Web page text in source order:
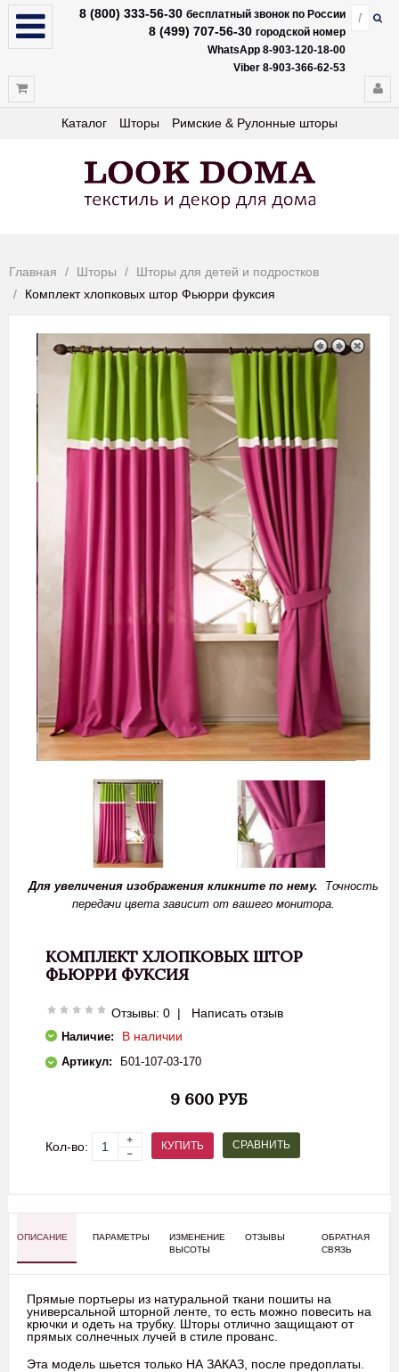
8 (800) 333-56-30 бесплатный звонок по России
8 (499) 707-56-30 городской номер
WhatsApp 8-903-120-18-00
Viber 8-903-366-62-53
Каталог Шторы Римские & Рулонные шторы
Главная Шторы
Шторы для детей и подростков
Комплект хлопковых штор Фьюрри фуксия
Для увеличения изображения кликните по нему. Точность
передачи цвета зависит от вашего монитора.
КОМПЛЕКТ ХЛОПКОВЫХ ШТОР
ФЬЮРРИ ФУКСИЯ
Отзывы: 0 | Написать отзыв
Наличие: В наличии
Артикул: Б01-107-03-170
9 600 РУБ
Кол-во: КУПИТЬ СРАВНИТЬ
ОПИСАНИЕ ПАРАМЕТРЫ
ИЗМЕНЕНИЕ
ВЫСОТЫ
ОТЗЫВЫ
ОБРАТНАЯ
СВЯЗЬ
Прямые портьеры из натуральной ткани пошиты на
универсальной шторной ленте, то есть можно повесить на
крючки и одеть на трубку. Шторы отлично защищают от
прямых солнечных лучей в стиле прованс.
Эта модель шьется только НА ЗАКАЗ, после предоплаты.